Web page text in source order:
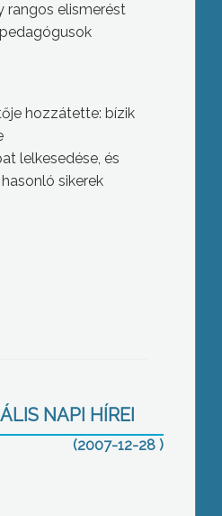
rangos elismerést
hozzátette: bízik
lelkesedése, és
sikerek
NAPI HÍREI
(2007-12-28 )
tartottak
község adventi